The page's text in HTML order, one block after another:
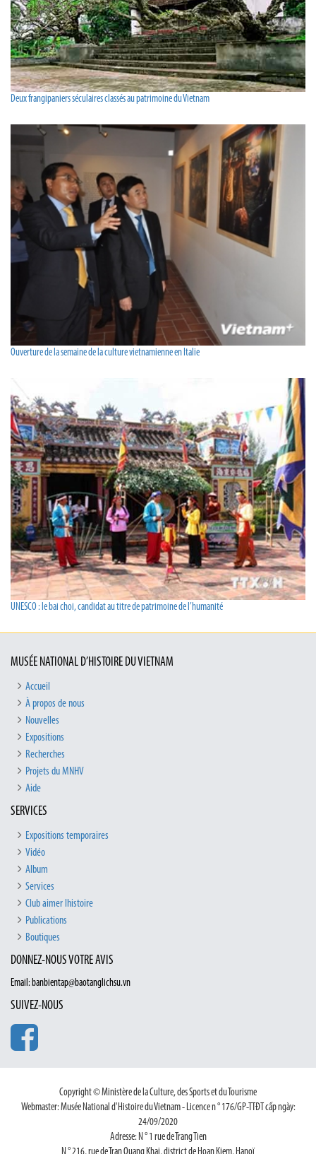
Deux frangipaniers séculaires classés au patrimoine du Vietnam
Ouverture de la semaine de la culture vietnamienne en Italie
UNESCO : le bai choi, candidat au titre de patrimoine de l’humanité
MUSÉE NATIONAL D’HISTOIRE DU VIETNAM
Accueil
À propos de nous
Nouvelles
Expositions
Recherches
Projets du MNHV
Aide
SERVICES
Expositions temporaires
Vidéo
Album
Services
Club aimer lhistoire
Publications
Boutiques
DONNEZ-NOUS VOTRE AVIS
Email: banbientap@baotanglichsu.vn
SUIVEZ-NOUS
Copyright © Ministère de la Culture, des Sports et du Tourisme
Webmaster: Musée National d'Histoire du Vietnam - Licence n ° 176/GP-TTĐT cấp ngày:
24/09/2020
Adresse: N ° 1 rue de Trang Tien